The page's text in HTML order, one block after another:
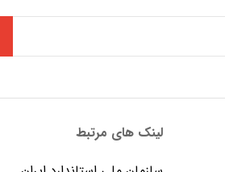
لینک های مرتبط